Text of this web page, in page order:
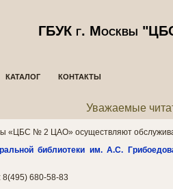
ГБУК г. Москвы
КАТАЛОГ КОНТАКТЫ
Уважаемые
«ЦБС № 2 ЦАО» осуществляют
библиотеки им. А.С.
680-58-83